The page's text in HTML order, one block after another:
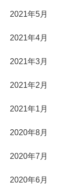
2021年5月
2021年4月
2021年3月
2021年2月
2021年1月
2020年8月
2020年7月
2020年6月